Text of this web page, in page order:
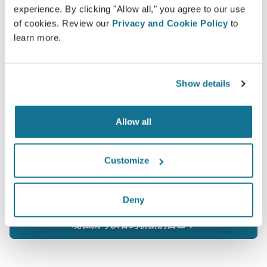
experience. By clicking "Allow all," you agree to our use
of cookies. Review our Privacy and Cookie Policy to
learn more.
Show details
Allow all
Customize
Deny
想知道什么最适合您？
Dr Kouroche Amini可以让您通过自己的Crisalix
帐户在家中观看您的术后新图像。这样，您就可以与家人，
现在就可以看到崭新的自己！